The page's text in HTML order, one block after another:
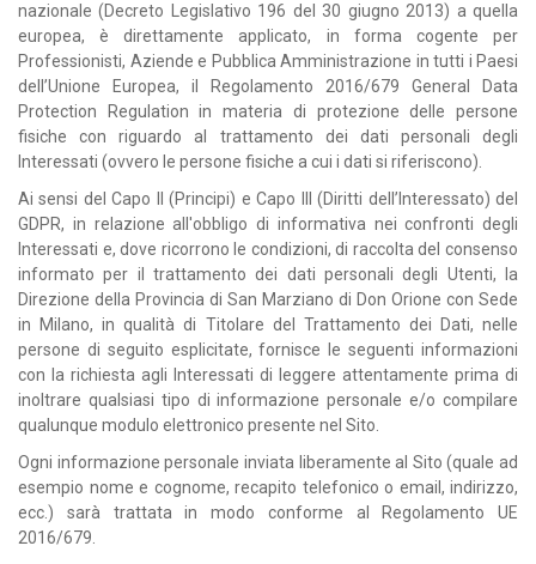
nazionale (Decreto Legislativo 196 del 30 giugno 2013) a quella
europea, è direttamente applicato, in forma cogente per
Professionisti, Aziende e Pubblica Amministrazione in tutti i Paesi
dell’Unione Europea, il Regolamento 2016/679 General Data
Protection Regulation in materia di protezione delle persone
fisiche con riguardo al trattamento dei dati personali degli
Interessati (ovvero le persone fisiche a cui i dati si riferiscono).
Ai sensi del Capo II (Principi) e Capo III (Diritti dell’Interessato) del
GDPR, in relazione all'obbligo di informativa nei confronti degli
Interessati e, dove ricorrono le condizioni, di raccolta del consenso
informato per il trattamento dei dati personali degli Utenti, la
Direzione della Provincia di San Marziano di Don Orione con Sede
in Milano, in qualità di Titolare del Trattamento dei Dati, nelle
persone di seguito esplicitate, fornisce le seguenti informazioni
con la richiesta agli Interessati di leggere attentamente prima di
inoltrare qualsiasi tipo di informazione personale e/o compilare
qualunque modulo elettronico presente nel Sito.
Ogni informazione personale inviata liberamente al Sito (quale ad
esempio nome e cognome, recapito telefonico o email, indirizzo,
ecc.) sarà trattata in modo conforme al Regolamento UE
2016/679.